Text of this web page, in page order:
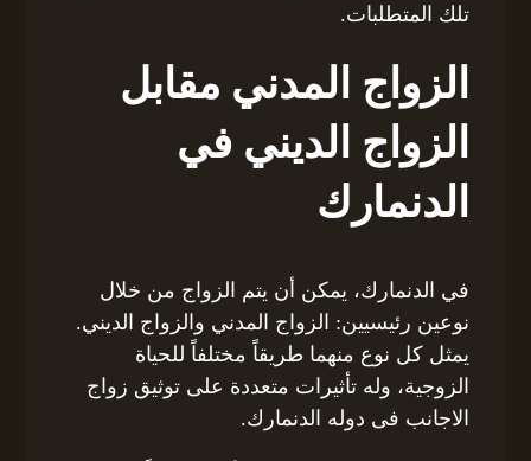
تلك المتطلبات.
الزواج المدني مقابل
الزواج الديني في
الدنمارك
في الدنمارك، يمكن أن يتم الزواج من خلال
نوعين رئيسيين: الزواج المدني والزواج الديني.
يمثل كل نوع منهما طريقاً مختلفاً للحياة
الزوجية، وله تأثيرات متعددة على توثيق زواج
الاجانب فى دوله الدنمارك.